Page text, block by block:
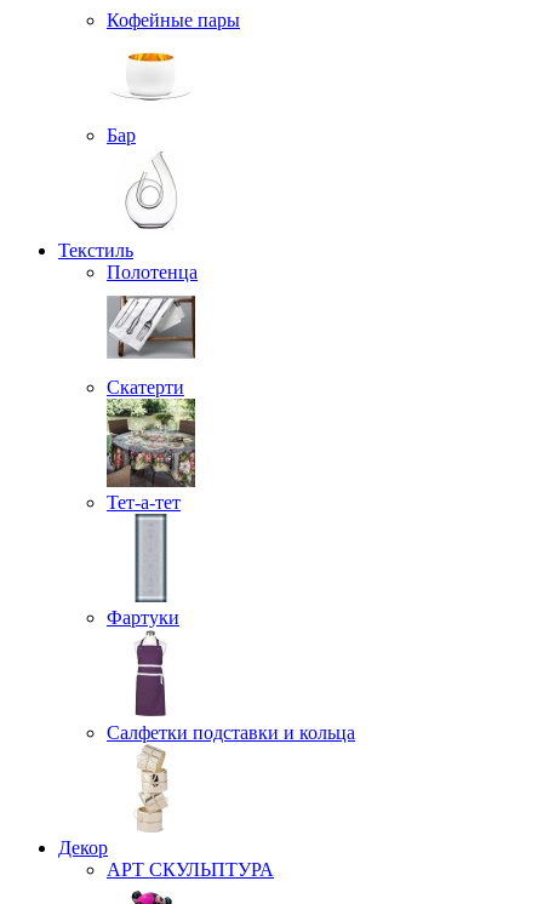
Кофейные пары
Бар
Текстиль
Полотенца
Скатерти
Тет-а-тет
Фартуки
Салфетки подставки и кольца
Декор
АРТ СКУЛЬПТУРА